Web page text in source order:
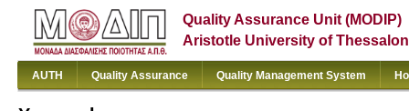
Quality Assurance Unit (MODIP)
Aristotle University of
AUTH Quality Assurance Quality Management System